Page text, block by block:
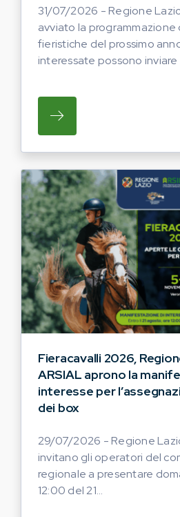
31/07/2026 - Regione
avviato la programmazione
fieristiche del prossimo
interessate possono inviare
SU REGIONE LAZIO
Fieracavalli 2026,
ARSIAL aprono la
interesse per
dei box
29/07/2026 - Regione
invitano gli operatori del
regionale a presentare
12:00 del 21...